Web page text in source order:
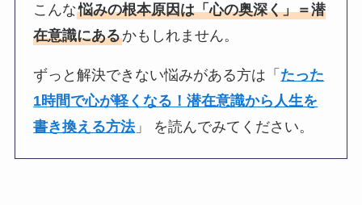
こんな悩みの根本原因は「心の奥深く」＝潜
在意識にあるかもしれません。
ずっと解決できない悩みがある方は「 たった
1時間で心が軽くなる！潜在意識から人生を
書き換える方法」 を読んでみてください。